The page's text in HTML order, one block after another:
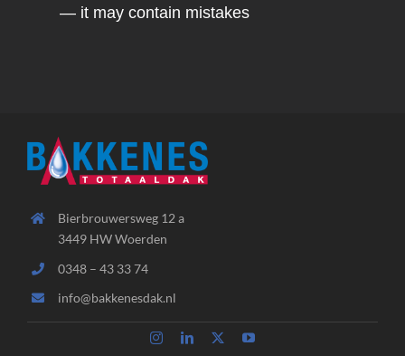
— it may contain mistakes
Bierbrouwersweg 12 a
3449 HW Woerden
0348 – 43 33 74
info@bakkenesdak.nl